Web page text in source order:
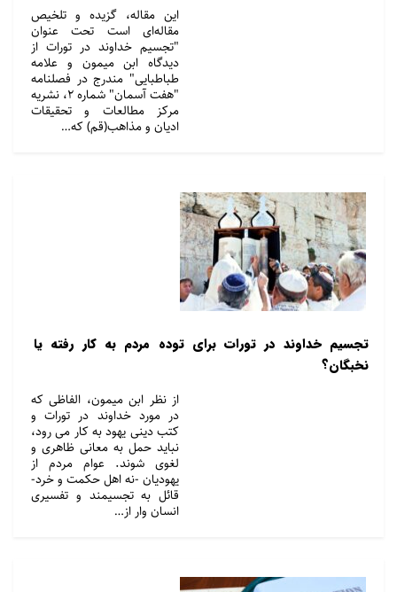
این مقاله، گزیده و تلخیص
مقاله‌ای است تحت عنوان
"تجسیم خداوند در تورات از
دیدگاه ابن میمون و علامه
طباطبایی" مندرج در فصلنامه
"هفت آسمان" شماره ۲، نشریه
مرکز مطالعات و تحقیقات
ادیان و مذاهب(قم) که…
تجسیم خداوند در تورات برای توده مردم به کار رفته یا
نخبگان؟
از نظر ابن میمون، الفاظی که
در مورد خداوند در تورات و
کتب دینی یهود به کار می رود،
نباید حمل به معانی ظاهری و
لغوی شوند. عوام مردم از
یهودیان -نه اهل حکمت و خرد-
قائل به تجسیمند و تفسیری
انسان وار از…